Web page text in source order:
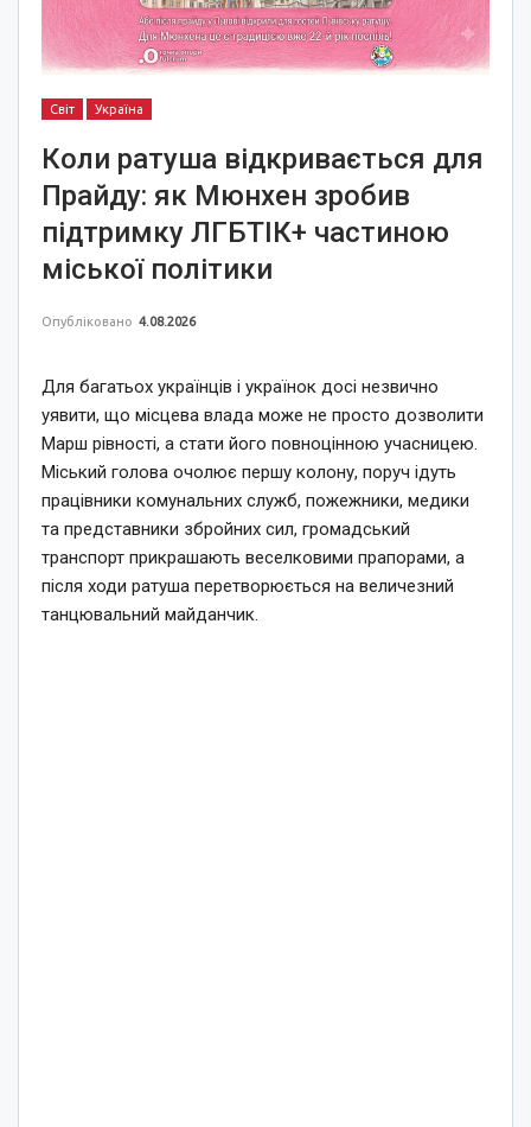
Світ Україна
Коли ратуша відкривається для
Прайду: як Мюнхен зробив
підтримку ЛГБТІК+ частиною
міської політики
Опубліковано 4.08.2026
Для багатьох українців і українок досі незвично
уявити, що місцева влада може не просто дозволити
Марш рівності, а стати його повноцінною учасницею.
Міський голова очолює першу колону, поруч ідуть
працівники комунальних служб, пожежники, медики
та представники збройних сил, громадський
транспорт прикрашають веселковими прапорами, а
після ходи ратуша перетворюється на величезний
танцювальний майданчик.